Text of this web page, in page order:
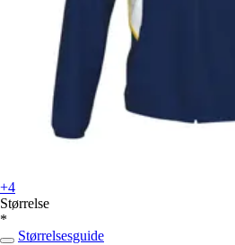
+4
Størrelse
*
Størrelsesguide